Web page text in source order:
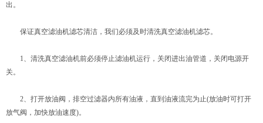
出。
保证真空滤油机滤芯清洁，我们必须及时清洗真空滤油机滤芯。
1、清洗真空滤油机前必须停止滤油机运行，关闭进出油管道，关闭电源开
关。
2、打开放油阀，排空过滤器内所有油液，直到油液流完为止(放油时可打开
放气阀，加快放油速度)。